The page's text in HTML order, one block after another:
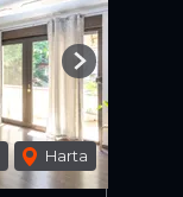
Harta
Next